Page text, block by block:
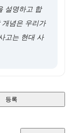
설명하고 합
념은 우리가
고는 현대 사
등록